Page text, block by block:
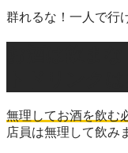
群れるな！一人で行
無理してお酒を飲む
店員は無理して飲み